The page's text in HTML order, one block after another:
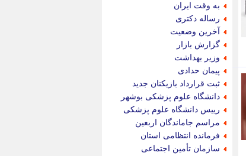
به وقت ایران
رساله دکتری
آخرین وضعیت
گزارش بازار
وزیر بهداشت
پیمان حدادی
ثبت قرارداد بازیکنان جدید
دانشگاه علوم پزشکی بوشهر
رییس دانشگاه علوم پزشکی
مراسم جاماندگان اربعین
فرمانده انتظامی استان
سازمان تأمین اجتماعی